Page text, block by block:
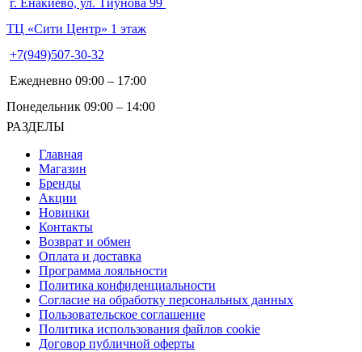
г. Енакиево, ул. Тиунова 99
ТЦ «Сити Центр» 1 этаж
+7(949)507-30-32
Ежедневно 09:00 – 17:00
Понедельник 09:00 – 14:00
РАЗДЕЛЫ
Главная
Магазин
Бренды
Акции
Новинки
Контакты
Возврат и обмен
Оплата и доставка
Программа лояльности
Политика конфиденциальности
Согласие на обработку персональных данных
Пользовательское соглашение
Политика использования файлов cookie
Договор публичной оферты